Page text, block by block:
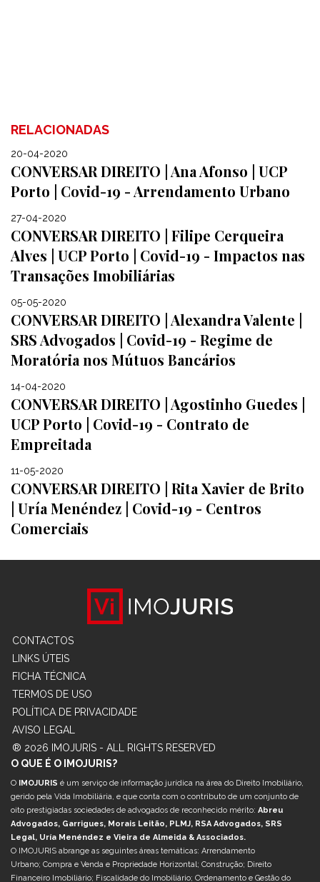
RELACIONADAS
20-04-2020
CONVERSAR DIREITO | Ana Afonso | UCP
Porto | Covid-19 - Arrendamento Urbano
27-04-2020
CONVERSAR DIREITO | Filipe Cerqueira
Alves | UCP Porto | Covid-19 - Impactos nas
Transações Imobiliárias
05-05-2020
CONVERSAR DIREITO | Alexandra Valente |
SRS Advogados | Covid-19 - Regime de
Moratória nos Mútuos Bancários
14-04-2020
CONVERSAR DIREITO | Agostinho Guedes |
UCP Porto | Covid-19 - Contrato de
Empreitada
11-05-2020
CONVERSAR DIREITO | Rita Xavier de Brito
| Uría Menéndez | Covid-19 - Centros
Comerciais
CONTACTOS
LINKS ÚTEIS
FICHA TÉCNICA
TERMOS DE USO
POLÍTICA DE PRIVACIDADE
AVISO LEGAL
® 2026 IMOJURIS - ALL RIGHTS RESERVED
O QUE É O IMOJURIS?
O IMOJURIS é um serviço de informação jurídica na área do Direito Imobiliário,
gerido pela Vida Imobiliária, e que conta com o contributo de um conjunto de
oito prestigiadas sociedades de advogados de reconhecido mérito: Abreu
Advogados, Garrigues, Morais Leitão, PLMJ, RSA Advogados, SRS
Legal, Uría Menéndez e Vieira de Almeida & Associados.
O IMOJURIS abrange as seguintes áreas temáticas: Arrendamento
Urbano; Compra e Venda e Propriedade Horizontal; Construção; Direito
Financeiro Imobiliário; Fiscalidade do Imobiliário; Ordenamento e Gestão do